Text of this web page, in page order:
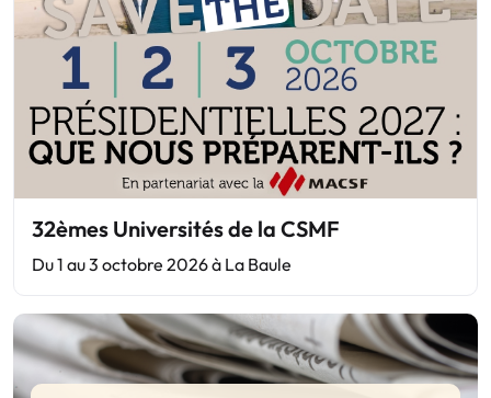
32èmes Universités de la CSMF
Du 1 au 3 octobre 2026 à La Baule